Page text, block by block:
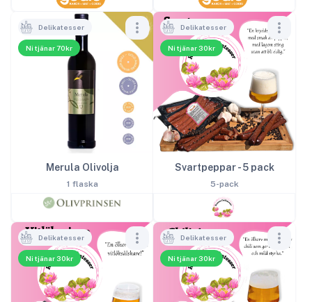
Ni tjänar 70kr
Delikatesser
Merula Olivolja
1 flaska
Ni tjänar 30kr
Delikatesser
Svartpeppar - 5 pack
5-pack
Ni tjänar 30kr
Delikatesser
Ni tjänar 30kr
Delikatesser